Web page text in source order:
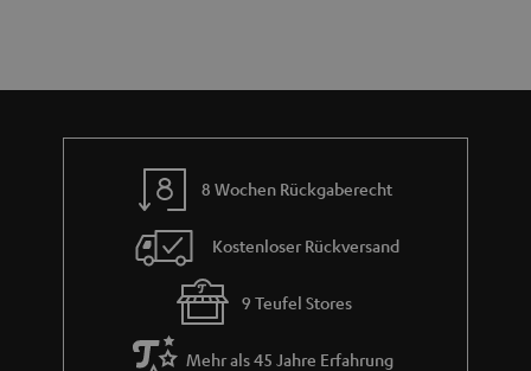
m
8 Wochen Rückgaberecht
Kostenloser Rückversand
9 Teufel Stores
Mehr als 45 Jahre Erfahrung